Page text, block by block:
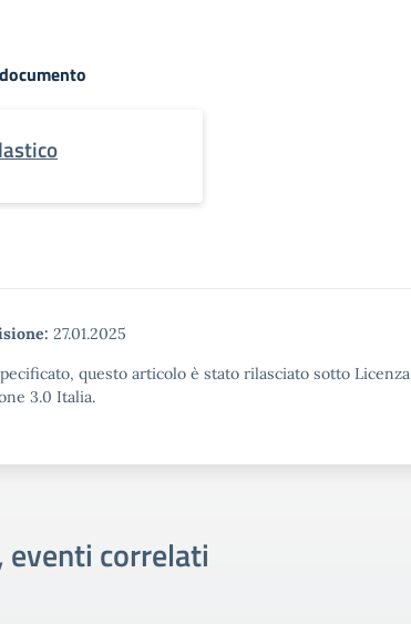
27.01.2025
questo articolo è stato rilasciato sotto Licenza
3.0 Italia.
eventi correlati